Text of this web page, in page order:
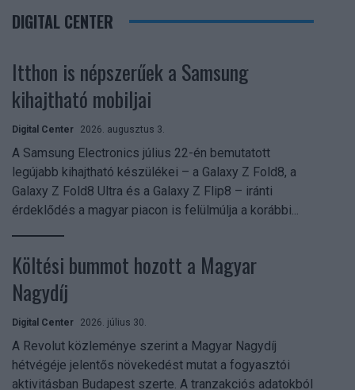
DIGITAL CENTER
Itthon is népszerűek a Samsung
kihajtható mobiljai
Digital Center 2026. augusztus 3.
A Samsung Electronics július 22-én bemutatott
legújabb kihajtható készülékei – a Galaxy Z Fold8, a
Galaxy Z Fold8 Ultra és a Galaxy Z Flip8 – iránti
érdeklődés a magyar piacon is felülmúlja a korábbi...
Költési bummot hozott a Magyar
Nagydíj
Digital Center 2026. július 30.
A Revolut közleménye szerint a Magyar Nagydíj
hétvégéje jelentős növekedést mutat a fogyasztói
aktivitásban Budapest szerte. A tranzakciós adatokból